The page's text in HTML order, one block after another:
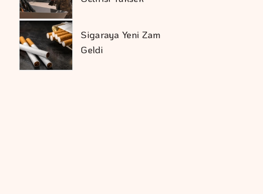
Çocuk Güvenliği
Davasında Yarım